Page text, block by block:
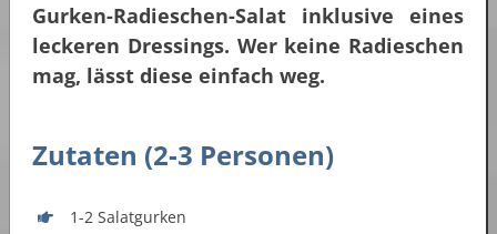
Gurken-Radieschen-Salat inklusive eines
leckeren Dressings. Wer keine Radieschen
mag, lässt diese einfach weg.
Zutaten (2-3 Personen)
1-2 Salatgurken